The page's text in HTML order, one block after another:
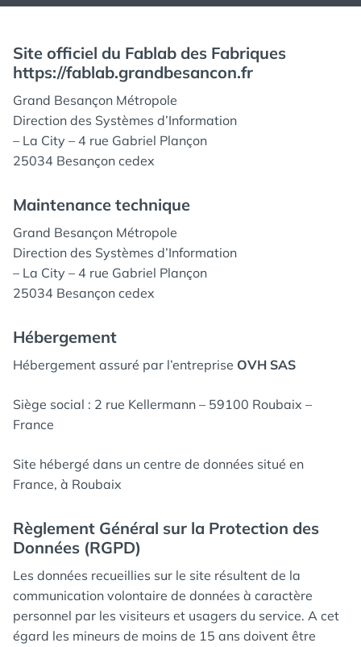
Site officiel du Fablab des Fabriques
https://fablab.grandbesancon.fr
Grand Besançon Métropole
Direction des Systèmes d’Information
– La City – 4 rue Gabriel Plançon
25034 Besançon cedex
Maintenance technique
Grand Besançon Métropole
Direction des Systèmes d’Information
– La City – 4 rue Gabriel Plançon
25034 Besançon cedex
Hébergement
Hébergement assuré par l’entreprise OVH SAS
Siège social : 2 rue Kellermann – 59100 Roubaix –
France
Site hébergé dans un centre de données situé en
France, à Roubaix
Règlement Général sur la Protection des
Données (RGPD)
Les données recueillies sur le site résultent de la
communication volontaire de données à caractère
personnel par les visiteurs et usagers du service. A cet
égard les mineurs de moins de 15 ans doivent être